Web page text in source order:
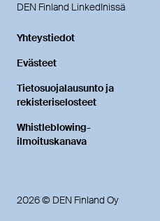
DEN Finland LinkedInissä
Yhteystiedot
Evästeet
Tietosuojalausunto ja
rekisteriselosteet
Whistleblowing-
ilmoituskanava
2026 © DEN Finland Oy